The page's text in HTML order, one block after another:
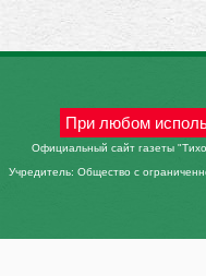
При любом
Официальный сайт газеты
Учредитель: Общество с